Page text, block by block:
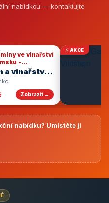
nabídkou — kontaktujte
ve vinařství
-
vín
a vinařství
Zobrazit →
⚡ AKCE
nabídku? Umístěte ji